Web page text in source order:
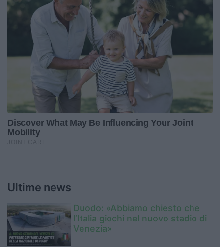
Ultime news
Duodo: «Abbiamo chiesto che
l’Italia giochi nel nuovo stadio di
Venezia»